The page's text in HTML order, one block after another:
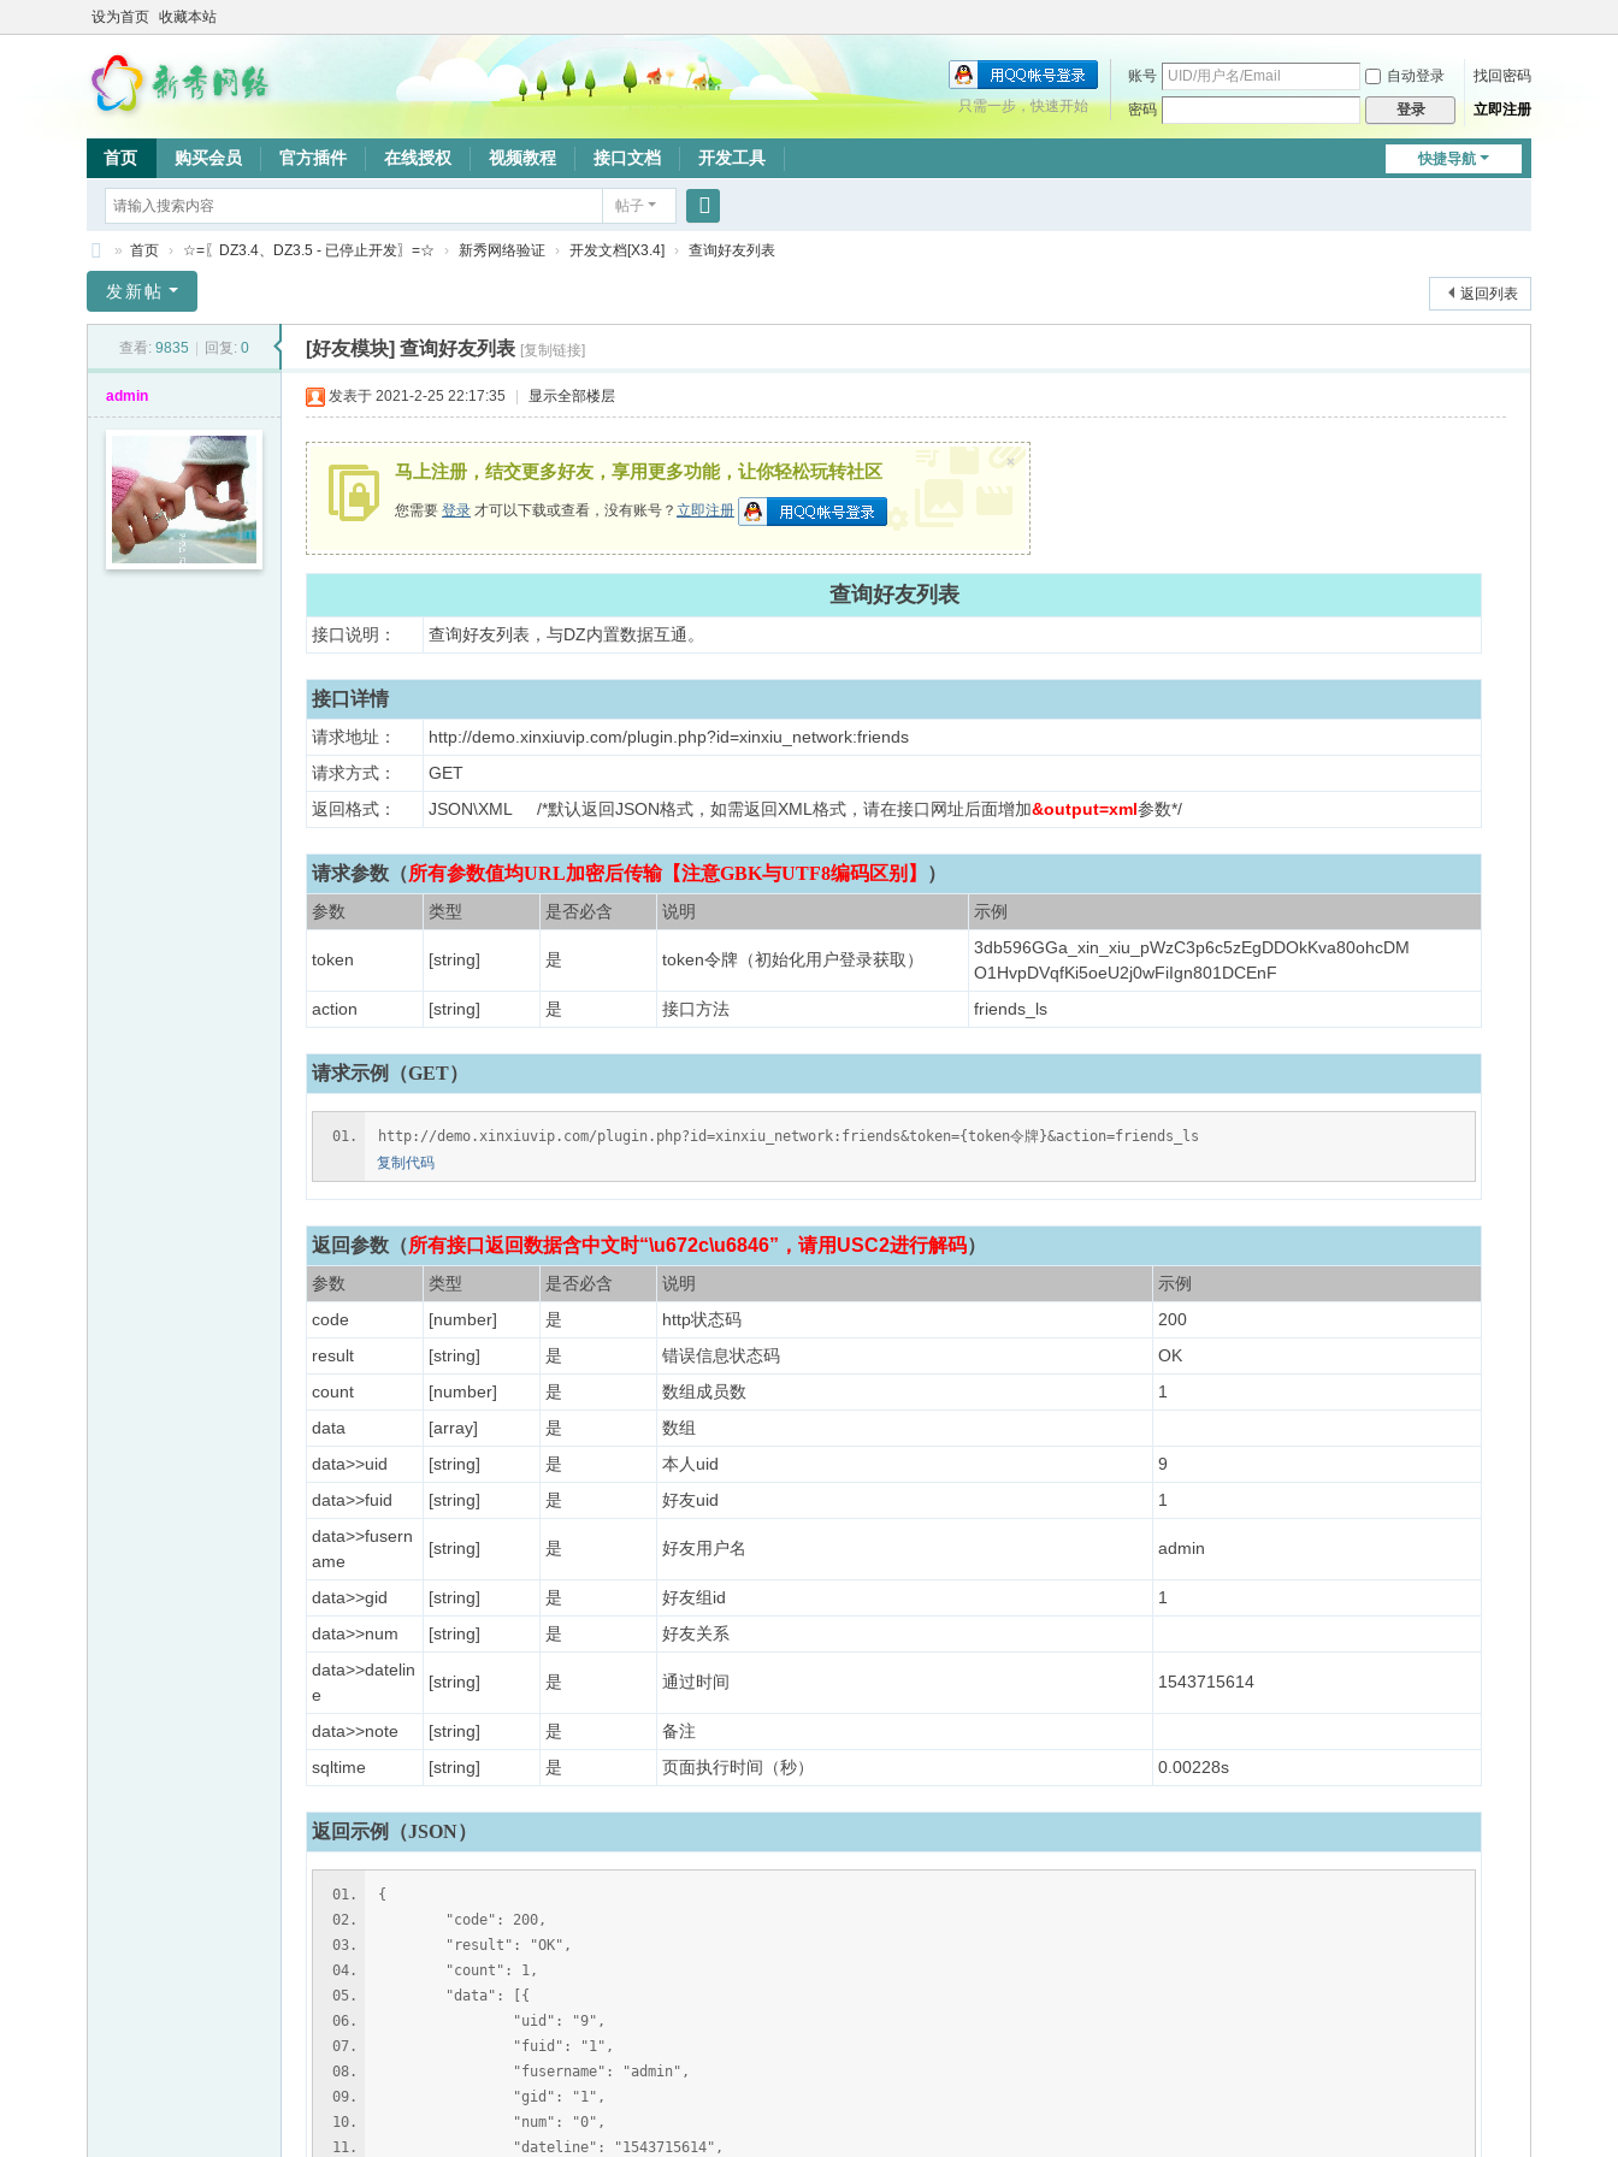
设为首页 收藏本站
账号 自动登录
找回密码
密码
登录 立即注册
只需一步，快速开始
快捷导航
首页 购买会员 官方插件 在线授权 视频教程 接口文档 开发工具
帖子
搜
秀
» 首页 › ☆=〖DZ3.4、DZ3.5 - 已停止开发〗=☆ › 新秀网络验证 › 开发文档[X3.4] › 查询好友列表
返回列表
发新帖
查看: 9835 回复: 0 [好友模块] 查询好友列表 [复制链接]
admin 发表于 2021-2-25 22:17:35 显示全部楼层
马上注册，结交更多好友，享用更多功能，让你轻松玩转社区
您需要 登录 才可以下载或查看，没有账号？ 立即注册
×
查询好友列表
接口说明： 查询好友列表，与DZ内置数据互通。
接口详情
请求地址：
http://demo.xinxiuvip.com/plugin.php?id=xinxiu_network:friends
请求方式：
GET
返回格式：
JSON\XML /*默认返回JSON格式，如需返回XML格式，请在接口网址后面增加&output=xml参数*/
请求参数（所有参数值均URL加密后传输【注意GBK与UTF8编码区别】 ）
参数 类型 是否必含 说明 示例
token [string] 是 token令牌（初始化用户登录获取）
3db596GGa_xin_xiu_pWzC3p6c5zEgDDOkKva80ohcDM
O1HvpDVqfKi5oeU2j0wFiIgn801DCEnF
action
[string] 是 接口方法 friends_ls
请求示例（GET）
http://demo.xinxiuvip.com/plugin.php?id=xinxiu_network:friends&token={token令牌}&action=friends_ls
复制代码
返回参数 （所有接口返回数据含中文时“\u672c\u6846”，请用USC2进行解码）
参数 类型 是否必含 说明
示例
code
[number] 是 http状态码
200
result
[string] 是 错误信息状态码
OK
count
[number] 是 数组成员数
1
data
[array] 是
数组
data>>uid
[string] 是 本人uid
9
data>>fuid
[string] 是 好友uid
1
data>>fusern
ame
[string] 是 好友用户名 admin
data>>gid [string] 是 好友组id
1
data>>num
[string] 是
好友关系
data>>datelin
e
[string] 是 通过时间 1543715614
data>>note [string] 是
备注
sqltime
[string] 是 页面执行时间（秒） 0.00228s
返回示例（JSON）
{
"code": 200,
"result": "OK",
"count": 1,
"data": [{
"uid": "9",
"fuid": "1",
"fusername": "admin",
"gid": "1",
"num": "0",
"dateline": "1543715614",